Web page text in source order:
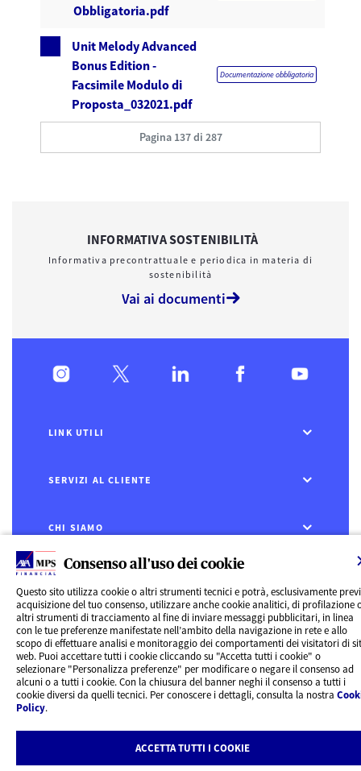
Consenso all'uso dei cookie
Questo sito utilizza cookie o altri strumenti tecnici e potrà, esclusivamente
acquisizione del tuo consenso, utilizzare anche cookie analitici, di profilazione
altri strumenti di tracciamento al fine di inviare messaggi pubblicitari, in linea
con le tue preferenze manifestate nell’ambito della navigazione in rete e allo
scopo di effettuare analisi e monitoraggio dei comportamenti dei visitatori di
web. Puoi accettare tutti i cookie cliccando su "Accetta tutti i cookie" o
selezionare "Personalizza preferenze" per modificare o negare il consenso ad
alcuni o a tutti i cookie. Con la chiusura del banner neghi il consenso a tutti i
cookie diversi da quelli tecnici. Per conoscere i dettagli, consulta la nostra
Policy.
ACCETTA TUTTI I COOKIE
Obbligatoria.pdf
Unit Melody Advanced
Bonus Edition -
Facsimile Modulo di
Proposta_032021.pdf
Documentazione obbligatoria
Pagina 137 di 287
INFORMATIVA SOSTENIBILITÀ
Informativa precontrattuale e periodica in materia di
sostenibilità
Vai ai documenti
LINK UTILI
SERVIZI AL CLIENTE
CHI SIAMO
CONTATTI
Privacy
Rivedi le tue scelte sui Cookie
Cookie Policy
Informazioni legali
AXA MPS Financial DAC - VAT Number IE8293822E